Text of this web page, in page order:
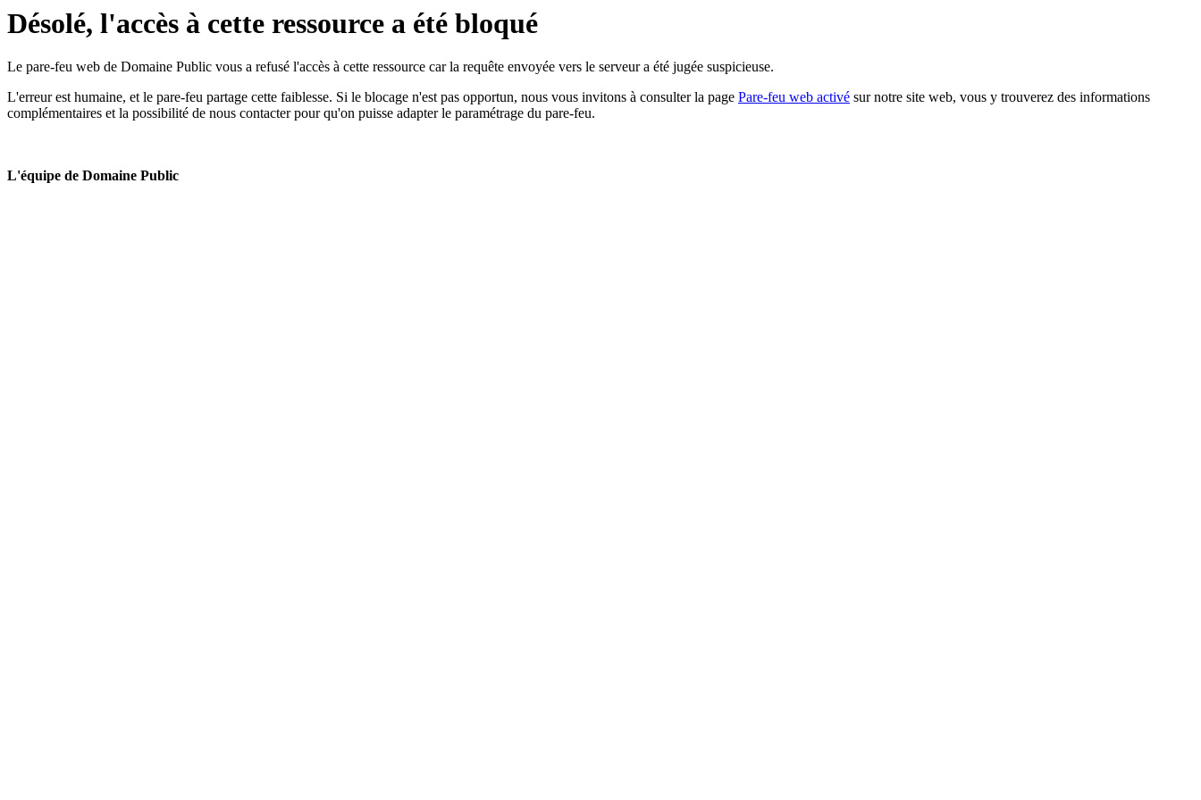
Désolé, l'accès à cette ressource a été bloqué
Le pare-feu web de Domaine Public vous a refusé l'accès à cette ressource car la requête envoyée vers le serveur a été jugée suspicieuse.
L'erreur est humaine, et le pare-feu partage cette faiblesse. Si le blocage n'est pas opportun, nous vous invitons à consulter la page Pare-feu web activé sur notre site web, vous y trouverez des informations
complémentaires et la possibilité de nous contacter pour qu'on puisse adapter le paramétrage du pare-feu.
L'équipe de Domaine Public